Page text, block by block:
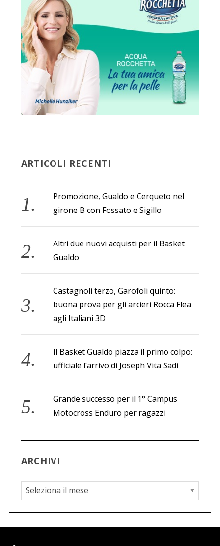
ARTICOLI RECENTI
Promozione, Gualdo e Cerqueto nel
girone B con Fossato e Sigillo
Altri due nuovi acquisti per il Basket
Gualdo
Castagnoli terzo, Garofoli quinto:
buona prova per gli arcieri Rocca Flea
agli Italiani 3D
Il Basket Gualdo piazza il primo colpo:
ufficiale l’arrivo di Joseph Vita Sadi
Grande successo per il 1° Campus
Motocross Enduro per ragazzi
ARCHIVI
A
r
c
h
i